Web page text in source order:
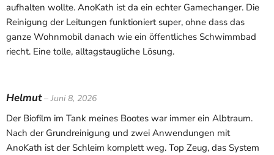
aufhalten wollte. AnoKath ist da ein echter Gamechanger. Die
Reinigung der Leitungen funktioniert super, ohne dass das
ganze Wohnmobil danach wie ein öffentliches Schwimmbad
riecht. Eine tolle, alltagstaugliche Lösung.
Helmut– Juni 8, 2026
Der Biofilm im Tank meines Bootes war immer ein Albtraum.
Nach der Grundreinigung und zwei Anwendungen mit
AnoKath ist der Schleim komplett weg. Top Zeug, das System